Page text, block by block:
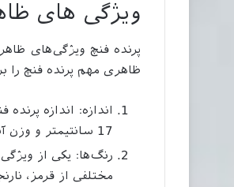
ویژگی های
پرنده فنچ ویژگی‌های
ظاهری مهم پرنده فنچ را
17 سانتیمتر و وزن آنها حدوداً 15 تا 25 گرم باشد.
رنگ‌ها: یکی از
مختلفی از قرمز،